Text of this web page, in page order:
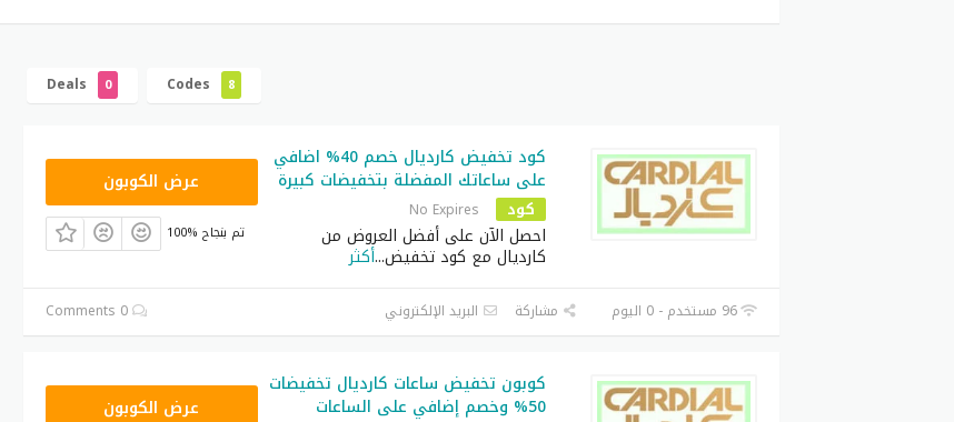
a094
تعد منصة كارديال الإلكترونية من أكبر متاجر التجزئة المعتمدة
الكويت، البحرين، عمان، وقطر، موفرةً تجربة تسوق موثوقة وسريعة.
Deals 0 Codes 8
كود تخفيض كارديال خصم 40% اضافي
على ساعاتك المفضلة بتخفيضات كبيرة
كود No Expires
احصل الآن على أفضل العروض من
كارديال مع كود تخفيض...أكثر
عرض الكوبون
100% تم بنجاح
96 مستخدم - 0 اليوم مشاركة البريد الإلكتروني
كوبون تخفيض ساعات كارديال تخفيضات
50% وخصم إضافي على الساعات عرض الكوبون